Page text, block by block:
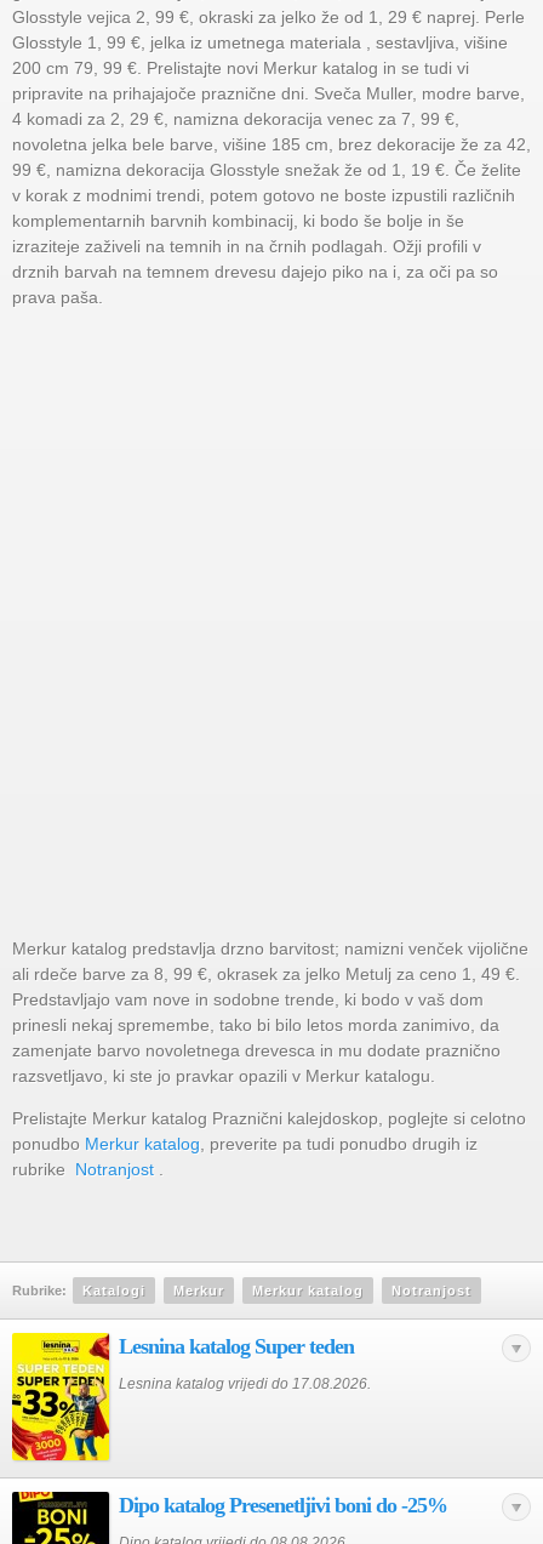
Glosstyle vejica 2, 99 €, okraski za jelko že od 1, 29 € naprej. Perle
Glosstyle 1, 99 €, jelka iz umetnega materiala , sestavljiva, višine
200 cm 79, 99 €. Prelistajte novi Merkur katalog in se tudi vi
pripravite na prihajajoče praznične dni. Sveča Muller, modre barve,
4 komadi za 2, 29 €, namizna dekoracija venec za 7, 99 €,
novoletna jelka bele barve, višine 185 cm, brez dekoracije že za 42,
99 €, namizna dekoracija Glosstyle snežak že od 1, 19 €. Če želite
v korak z modnimi trendi, potem gotovo ne boste izpustili različnih
komplementarnih barvnih kombinacij, ki bodo še bolje in še
izraziteje zaživeli na temnih in na črnih podlagah. Ožji profili v
drznih barvah na temnem drevesu dajejo piko na i, za oči pa so
prava paša.
Merkur katalog predstavlja drzno barvitost; namizni venček vijolične
ali rdeče barve za 8, 99 €, okrasek za jelko Metulj za ceno 1, 49 €.
Predstavljajo vam nove in sodobne trende, ki bodo v vaš dom
prinesli nekaj spremembe, tako bi bilo letos morda zanimivo, da
zamenjate barvo novoletnega drevesca in mu dodate praznično
razsvetljavo, ki ste jo pravkar opazili v Merkur katalogu.
Prelistajte Merkur katalog Praznični kalejdoskop, poglejte si celotno
ponudbo Merkur katalog , preverite pa tudi ponudbo drugih iz
rubrike Notranjost
Rubrike: Katalogi Merkur Merkur katalog Notranjost
Lesnina katalog Super teden
Lesnina katalog vrijedi do 17.08.2026.
Dipo katalog Presenetljivi boni do -25%